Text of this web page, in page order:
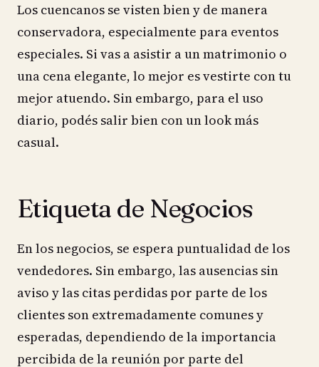
Los cuencanos se visten bien y de manera
conservadora, especialmente para eventos
especiales. Si vas a asistir a un matrimonio o
una cena elegante, lo mejor es vestirte con tu
mejor atuendo. Sin embargo, para el uso
diario, podés salir bien con un look más
casual.
Etiqueta de Negocios
En los negocios, se espera puntualidad de los
vendedores. Sin embargo, las ausencias sin
aviso y las citas perdidas por parte de los
clientes son extremadamente comunes y
esperadas, dependiendo de la importancia
percibida de la reunión por parte del